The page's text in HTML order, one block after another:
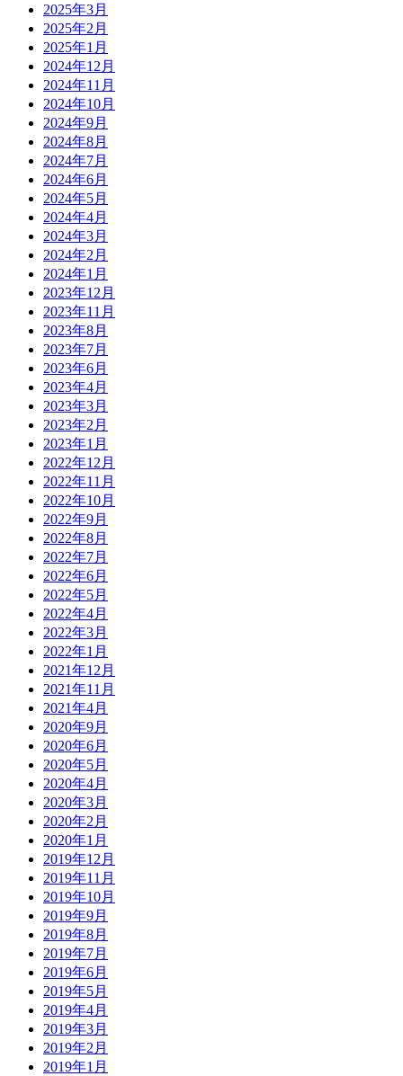
2025年3月
2025年2月
2025年1月
2024年12月
2024年11月
2024年10月
2024年9月
2024年8月
2024年7月
2024年6月
2024年5月
2024年4月
2024年3月
2024年2月
2024年1月
2023年12月
2023年11月
2023年8月
2023年7月
2023年6月
2023年4月
2023年3月
2023年2月
2023年1月
2022年12月
2022年11月
2022年10月
2022年9月
2022年8月
2022年7月
2022年6月
2022年5月
2022年4月
2022年3月
2022年1月
2021年12月
2021年11月
2021年4月
2020年9月
2020年6月
2020年5月
2020年4月
2020年3月
2020年2月
2020年1月
2019年12月
2019年11月
2019年10月
2019年9月
2019年8月
2019年7月
2019年6月
2019年5月
2019年4月
2019年3月
2019年2月
2019年1月